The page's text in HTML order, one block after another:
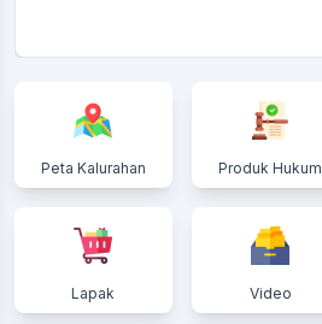
Peta Kalurahan Produk Hukum
Lapak Video